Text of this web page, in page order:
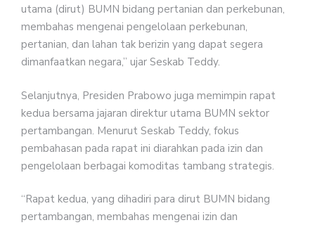
utama (dirut) BUMN bidang pertanian dan perkebunan,
membahas mengenai pengelolaan perkebunan,
pertanian, dan lahan tak berizin yang dapat segera
dimanfaatkan negara,” ujar Seskab Teddy.
Selanjutnya, Presiden Prabowo juga memimpin rapat
kedua bersama jajaran direktur utama BUMN sektor
pertambangan. Menurut Seskab Teddy, fokus
pembahasan pada rapat ini diarahkan pada izin dan
pengelolaan berbagai komoditas tambang strategis.
“Rapat kedua, yang dihadiri para dirut BUMN bidang
pertambangan, membahas mengenai izin dan